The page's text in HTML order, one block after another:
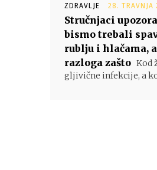
ZDRAVLJE 28. TRAVNJA
Stručnjaci
bismo trebali
rublju i hlačama,
razloga zašto Kod
gljivične infekcije, a